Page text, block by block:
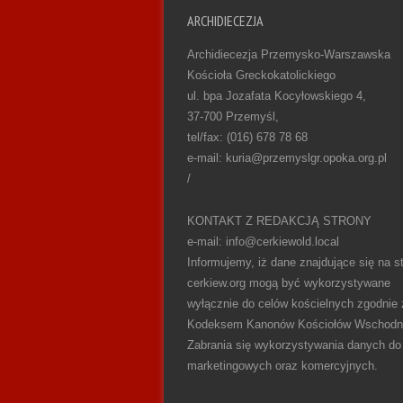
ARCHIDIECEZJA
Archidiecezja Przemysko-Warszawska
Kościoła Greckokatolickiego
ul. bpa Jozafata Kocyłowskiego 4,
37-700 Przemyśl,
tel/fax: (016) 678 78 68
e-mail: kuria@przemyslgr.opoka.org.pl
/
KONTAKT Z REDAKCJĄ STRONY
e-mail: info@cerkiewold.local
Informujemy, iż dane znajdujące się na
cerkiew.org mogą być wykorzystywane
wyłącznie do celów kościelnych zgodnie
Kodeksem Kanonów Kościołów
Zabrania się wykorzystywania danych
marketingowych oraz komercyjnych.